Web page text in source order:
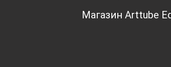
Магазин Arttube